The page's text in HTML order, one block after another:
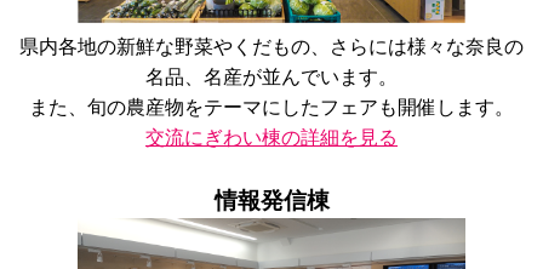
県内各地の新鮮な野菜やくだもの、さらには様々な奈良の
名品、名産が並んでいます。
また、旬の農産物をテーマにしたフェアも開催します。
交流にぎわい棟の詳細を見る
情報発信棟